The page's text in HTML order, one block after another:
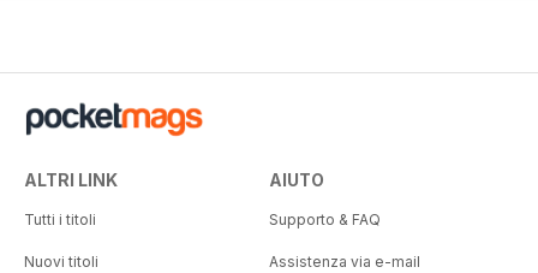
ALTRI LINK
Tutti i titoli
Nuovi titoli
AIUTO
Supporto & FAQ
Assistenza via e-mail